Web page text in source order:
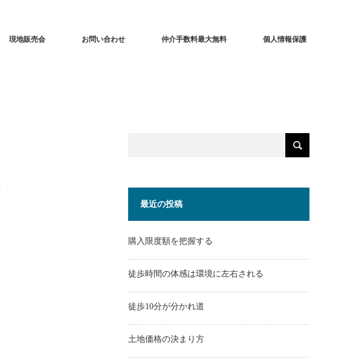
現地販売会 お問い合わせ 仲介手数料最大無料 個人情報保護
最近の投稿
購入限度額を把握する
徒歩時間の体感は環境に左右される
徒歩10分が分かれ道
土地価格の決まり方